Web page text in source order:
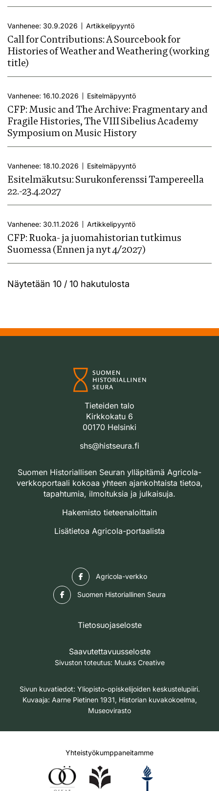
Vanhenee: 30.9.2026 Artikkelipyyntö
Call for Contributions: A Sourcebook for
Histories of Weather and Weathering (working
title)
Vanhenee: 16.10.2026 Esitelmäpyyntö
CFP: Music and The Archive: Fragmentary and
Fragile Histories, The VIII Sibelius Academy
Symposium on Music History
Vanhenee: 18.10.2026 Esitelmäpyyntö
Esitelmäkutsu: Surukonferenssi Tampereella
22.-23.4.2027
Vanhenee: 30.11.2026 Artikkelipyyntö
CFP: Ruoka- ja juomahistorian tutkimus
Suomessa (Ennen ja nyt 4/2027)
Näytetään 10 / 10 hakutulosta
Tieteiden talo
Kirkkokatu 6
00170 Helsinki
shs@histseura.fi
Suomen Historiallisen Seuran ylläpitämä Agricola-
verkkoportaali kokoaa yhteen ajankohtaista tietoa,
tapahtumia, ilmoituksia ja julkaisuja.
Hakemisto tieteenaloittain
Lisätietoa Agricola-portaalista
Agricola-verkko
Suomen Historiallinen Seura
Tietosuojaseloste
Saavutettavuusseloste
Sivuston toteutus: Muuks Creative
Sivun kuvatiedot: Yliopisto-opiskelijoiden keskustelupiiri.
Kuvaaja: Aarne Pietinen 1931, Historian kuvakokoelma,
Museovirasto
Yhteistyökumppaneitamme